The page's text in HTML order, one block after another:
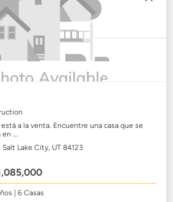
a la venta. Encuentre una casa que se
...
Salt Lake City, UT 84123
| 6 Casas